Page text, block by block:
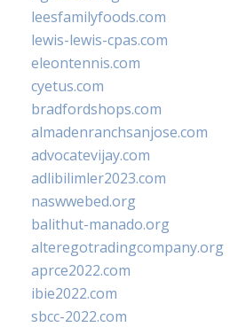
leesfamilyfoods.com
lewis-lewis-cpas.com
eleontennis.com
cyetus.com
bradfordshops.com
almadenranchsanjose.com
advocatevijay.com
adlibilimler2023.com
naswwebed.org
balithut-manado.org
alteregotradingcompany.org
aprce2022.com
ibie2022.com
sbcc-2022.com